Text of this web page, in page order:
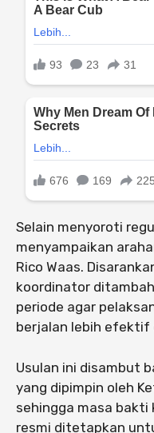
Selain menyoroti
menyampaikan
Rico Waas.
koordinator
periode agar
berjalan lebih efektif
Usulan ini disambut
yang dipimpin oleh
sehingga masa bakti
resmi ditetapkan